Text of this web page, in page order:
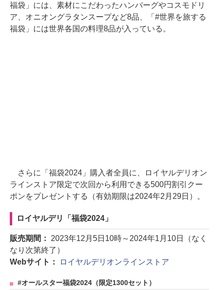
福袋」には、素材にこだわったハンバーグやコスモドリ
ア、オニオングラタンスープなど8品、「#世界を旅する
福袋」には世界各国の料理8品が入っている。
さらに「福袋2024」購入者全員に、ロイヤルデリオン
ラインストア限定で次回から利用できる500円割引クー
ポンをプレゼントする（有効期限は2024年2月29日）。
ロイヤルデリ「福袋2024」
販売期間： 2023年12月5日10時～2024年1月10日（なく
なり次第終了）
Webサイト：
ロイヤルデリオンラインストア
#オールスター福袋2024（限定1300セット）